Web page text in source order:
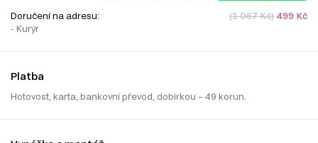
Doručení na adresu:
- Kurýr
(1 067 Kč) 499 Kč
Platba
Hotovost, karta, bankovní převod, dobírkou – 49 korun.